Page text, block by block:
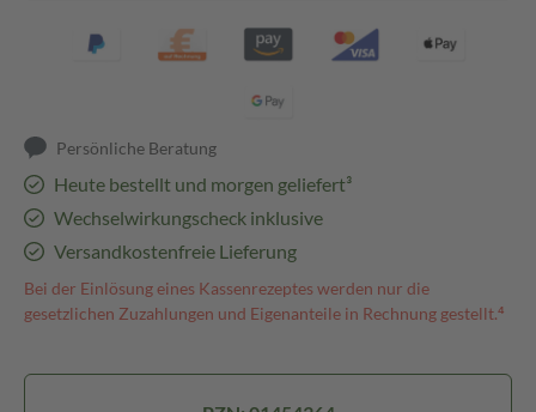
Persönliche Beratung
Heute bestellt und morgen geliefert³
Wechselwirkungscheck inklusive
Versandkostenfreie Lieferung
Bei der Einlösung eines Kassenrezeptes werden nur die
gesetzlichen Zuzahlungen und Eigenanteile in Rechnung gestellt.⁴